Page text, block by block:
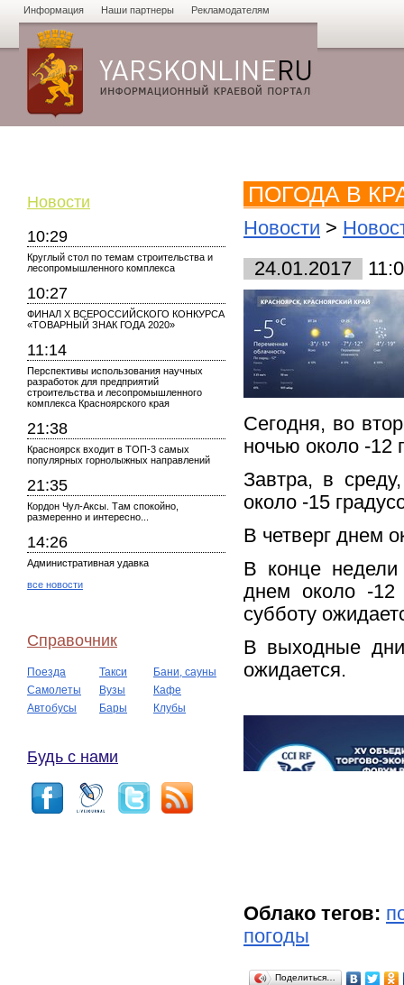
Информация Наши партнеры Рекламодателям
Новости
10:29
Круглый стол по темам строительства и
лесопромышленного комплекса
10:27
ФИНАЛ X ВСЕРОССИЙСКОГО КОНКУРСА
«ТОВАРНЫЙ ЗНАК ГОДА 2020»
11:14
Перспективы использования научных
разработок для предприятий
строительства и лесопромышленного
комплекса Красноярского края
21:38
Красноярск входит в ТОП-3 самых
популярных горнолыжных направлений
21:35
Кордон Чул-Аксы. Там спокойно,
размеренно и интересно...
14:26
Административная удавка
все новости
Справочник
Поезда Такси
Бани, сауны
Самолеты
Вузы
Кафе
Автобусы
Бары Клубы
Будь с нами
ПОГОДА В
Новости >
24.01.2017
Сегодня, во
ночью около -12
Завтра, в
около -15
В четверг днем
В конце недели
днем около -
субботу
В выходные
ожидается.
Облако тегов:
погоды
Поделиться…